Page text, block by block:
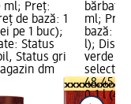
ml; Preț:
de bază: 1
pe 1 buc);
Status
Status gri
dm
bărbați
ml;
bază:
l);
verde
48,45 lei
0,1 l